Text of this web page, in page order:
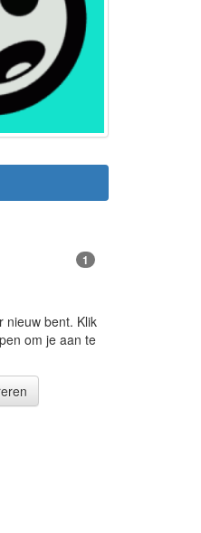
1
nieuw bent. Klik
om je aan te